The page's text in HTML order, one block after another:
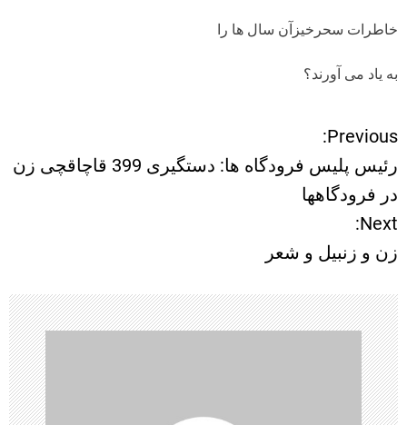
خاطرات سحرخیزآن سال ها را
به یاد می آورند؟
ر
ا
ه
ب
ر
ی
ن
Previous:
رئیس پلیس فرودگاه ها: دستگیری 399 قاچاقچی زن
در فرودگاهها
Next:
زن و زنبیل و شعر